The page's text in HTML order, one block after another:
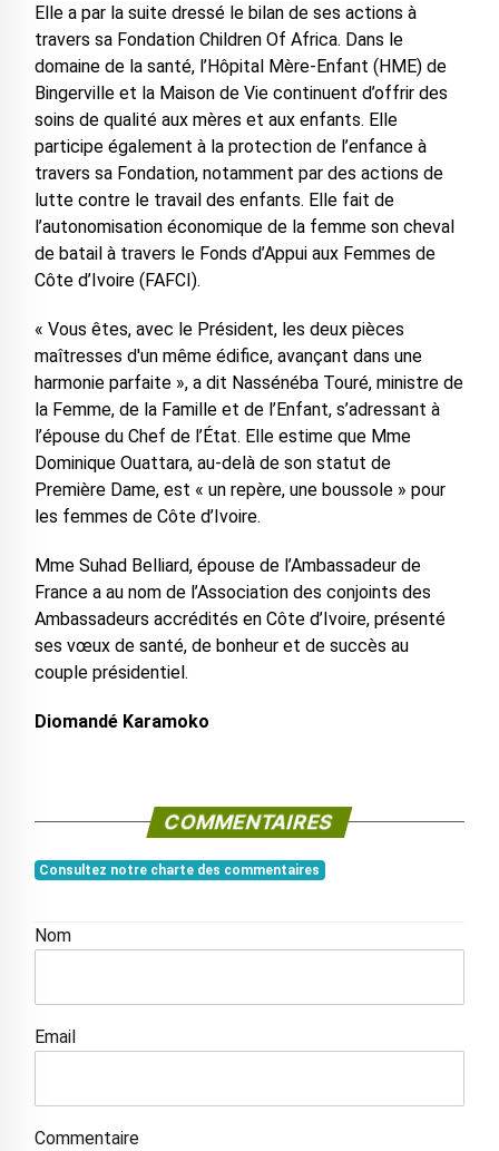
Elle a par la suite dressé le bilan de ses actions à
travers sa Fondation Children Of Africa. Dans le
domaine de la santé, l’Hôpital Mère-Enfant (HME) de
Bingerville et la Maison de Vie continuent d’offrir des
soins de qualité aux mères et aux enfants. Elle
participe également à la protection de l’enfance à
travers sa Fondation, notamment par des actions de
lutte contre le travail des enfants. Elle fait de
l’autonomisation économique de la femme son cheval
de batail à travers le Fonds d’Appui aux Femmes de
Côte d’Ivoire (FAFCI).
« Vous êtes, avec le Président, les deux pièces
maîtresses d'un même édifice, avançant dans une
harmonie parfaite », a dit Nassénéba Touré, ministre de
la Femme, de la Famille et de l’Enfant, s’adressant à
l’épouse du Chef de l’État. Elle estime que Mme
Dominique Ouattara, au-delà de son statut de
Première Dame, est « un repère, une boussole » pour
les femmes de Côte d’Ivoire.
Mme Suhad Belliard, épouse de l’Ambassadeur de
France a au nom de l’Association des conjoints des
Ambassadeurs accrédités en Côte d’Ivoire, présenté
ses vœux de santé, de bonheur et de succès au
couple présidentiel.
Diomandé Karamoko
COMMENTAIRES
Consultez notre charte des commentaires
Nom
Email
Commentaire